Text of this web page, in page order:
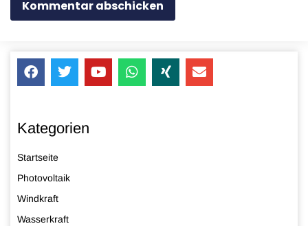
Kategorien
Startseite
Photovoltaik
Windkraft
Wasserkraft